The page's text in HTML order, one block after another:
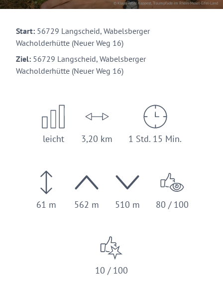
© Klaus-Peter Kappest, Traumpfade im Rhein-Mosel-Eifel-Land
Start: 56729 Langscheid, Wabelsberger
Wacholderhütte (Neuer Weg 16)
Ziel: 56729 Langscheid, Wabelsberger
Wacholderhütte (Neuer Weg 16)
leicht 3,20 km 1 Std. 15 Min.
61 m 562 m 510 m 80 / 100
10 / 100